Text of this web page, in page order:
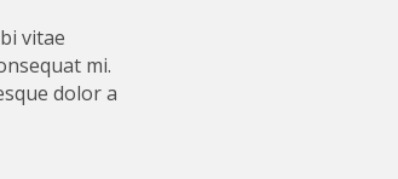
vitae
mi.
dolor a